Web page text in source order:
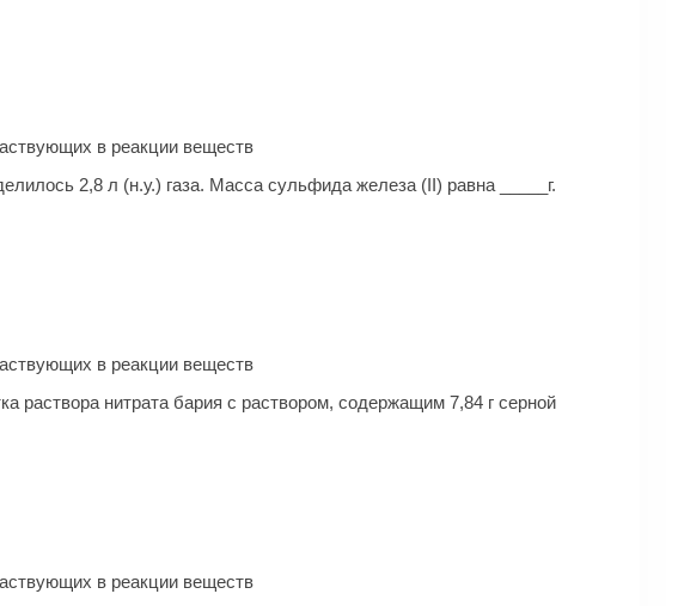
в ре­ак­ции веществ
2,8 л (н.у.) газа. Масса сульфида железа (II) равна _____г.
в ре­ак­ции веществ
раствора нитрата бария с раствором, содержащим 7,84 г серной
в ре­ак­ции веществ